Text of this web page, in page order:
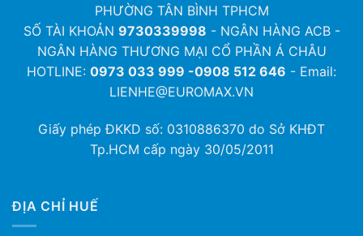
PHƯỜNG TÂN BÌNH TPHCM
SỐ TÀI KHOẢN 9730339998 - NGÂN HÀNG ACB -
NGÂN HÀNG THƯƠNG MẠI CỔ PHẦN Á CHÂU
HOTLINE: 0973 033 999 -0908 512 646 - Email:
LIENHE@EUROMAX.VN
Giấy phép ĐKKD số: 0310886370 do Sở KHĐT
Tp.HCM cấp ngày 30/05/2011
ĐỊA CHỈ HUẾ